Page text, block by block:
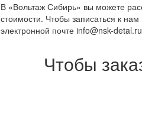
В «Вольтаж Сибирь» вы можете
стоимости. Чтобы записаться к
электронной почте info@nsk-
Чтобы